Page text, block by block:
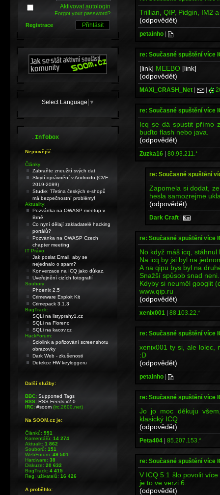
Trillian, QIP, Pidgin, IM2
(odpovědět)
petainho |
re: Současné spuštění více
[link] MEEBO [link]
(odpovědět)
MAXi_CRASH_Net | |
re: Současné spuštění více
Icq se dá spustit přímo
buďto flash nebo java.
(odpovědět)
Zuzka16 | 80.93.211.*
re: Současné spuštění
Zapomela si dodat,
hesla samozrejme
(odpovědět)
Dark Craft |
re: Současné spuštění více
No když máš icq, stáhnul
Na icq by jsi byl na
A na qipu bys byl na
Snažší spůsob snad neni.
Kdyby si neuměl googlit
www.qip.ru
(odpovědět)
xenix001 | 88.103.22.*
re: Současné spuštění více
xenix001 ty si, ale lolec,
:D
(odpovědět)
petainho |
re: Současné spuštění více
Jo jo moc děkuju
klasický ICQ
(odpovědět)
Peta404 | 85.207.153.*
re: Současné spuštění více
V ICQ 5.1 šlo povolit
je to ve verzi 6.
(odpovědět)
Aktivovatautologin
Forgot your password?
Registrace
Select Language ▼
.Infobox
Nejnovější:
Články:
Zabraňte zneužití svých dat
Skrytí oprávnění v Androidu (CVE-
2019-2089)
Studie: Třetina českých e-shopů
má bezpečnostní problémy!
Aktuality:
Pozvánka na OWASP meetup v
Brně
Co nyní dělají zakladatelé hacking
portálů?
Pozvánka na OWASP Czech
chapter meeting
IT Právo:
Jak poslat Email, aby se
nejednalo o spam?
Konverzace na ICQ jako důkaz.
Uveřejnění cizích fotografií
Soubory:
Phoenix 2.5
Crimeware Exploit Kit
Crimepack 3.1.3
BugTrack:
SQLi na listyprahy1.cz
SQLi na Florenc
SQLi na kacov.cz
HackForum:
Sciolink a pořizování screenshotu
obrazovky
Dark Web - zkušenosti
Detekce HW keyloggeru
Další služby:
BBC: Supported Tags
RSS: RSS Feeds v2.0
IRC: #soom(irc.2600.net)
Na SOOM.cz je:
Článků:991
Komentářů:14 274
Aktualit:1 862
Souborů:151
WebForum:49 501
Hardware:38
Diskuze:20 632
BugTrack:4 415
Reg. uživatelů:16 426
A proběhlo: